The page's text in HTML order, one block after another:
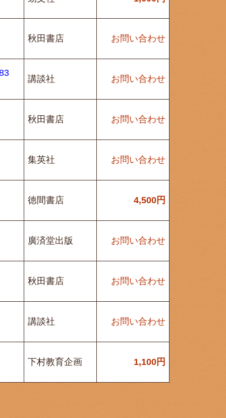
秋田書店 お問い合わせ
講談社 お問い合わせ
秋田書店 お問い合わせ
集英社 お問い合わせ
徳間書店 4,500円
廣済堂出版 お問い合わせ
秋田書店 お問い合わせ
講談社 お問い合わせ
下村教育企画 1,100円